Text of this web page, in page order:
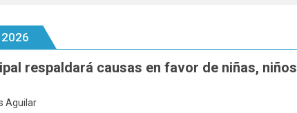
2026
respaldará causas en favor de niñas,
Aguilar